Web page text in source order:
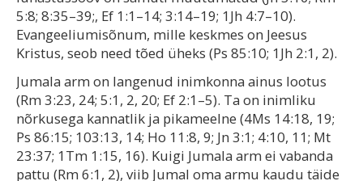
5:8; 8:35–39;, Ef 1:1–14; 3:14–19; 1Jh 4:7–10).
Evangeeliumisõnum, mille keskmes on Jeesus
Kristus, seob need tõed üheks (Ps 85:10; 1Jh 2:1, 2).
Jumala arm on langenud inimkonna ainus lootus
(Rm 3:23, 24; 5:1, 2, 20; Ef 2:1–5). Ta on inimliku
nõrkusega kannatlik ja pikameelne (4Ms 14:18, 19;
Ps 86:15; 103:13, 14; Ho 11:8, 9; Jn 3:1; 4:10, 11; Mt
23:37; 1Tm 1:15, 16). Kuigi Jumala arm ei vabanda
pattu (Rm 6:1, 2), viib Jumal oma armu kaudu täide